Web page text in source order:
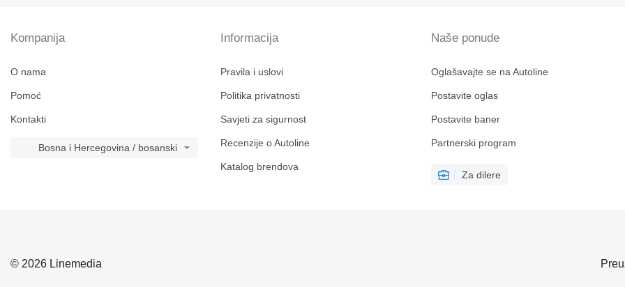
Kompanija
O nama
Pomoć
Kontakti
Bosna i Hercegovina / bosanski
Informacija
Pravila i uslovi
Politika privatnosti
Savjeti za sigurnost
Recenzije o Autoline
Katalog brendova
Naše ponude
Oglašavajte se na Autoline
Postavite oglas
Postavite baner
Partnerski program
Za dilere
© 2026 Linemedia